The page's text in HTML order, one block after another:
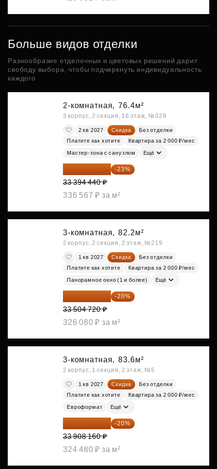
Больше видов отделки
Разнообразие отделочных и цветовых решений дарит
свободу выбора, чтобы подчеркнуть индивидуальность
каждого
2-комнатная, 76.4м²
3 корпус, 2 секция, 16 этаж, №329
2 кв 2027 Скидка
Без отделки
Платите как хотите
Квартира за 2 000 ₽/мес
Мастер-зона с санузлом Ещё
25 713 719 ₽ -23%
33 394 440 ₽
336 567 ₽ за м²
3-комнатная, 82.2м²
2 корпус, 2 секция, 2 этаж, №219
1 кв 2027 Скидка
Без отделки
Платите как хотите
Квартира за 2 000 ₽/мес
Панорамное окно (1 и более) Ещё
26 803 776 ₽ -20%
33 504 720 ₽
326 080 ₽ за м²
3-комнатная, 83.6м²
2 корпус, 1 секция, 2 этаж, №5
1 кв 2027 Скидка
Без отделки
Платите как хотите
Квартира за 2 000 ₽/мес
Евроформат Ещё
27 126 528 ₽ -20%
33 908 160 ₽
324 480 ₽ за м²